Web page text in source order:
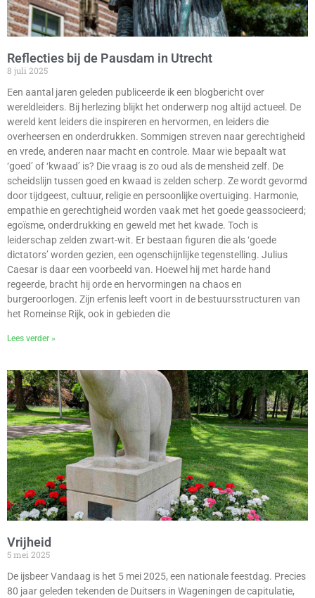
Reflecties bij de Pausdam in Utrecht
8 juli 2025
Een aantal jaren geleden publiceerde ik een blogbericht over
wereldleiders. Bij herlezing blijkt het onderwerp nog altijd actueel. De
wereld kent leiders die inspireren en hervormen, en leiders die
overheersen en onderdrukken. Sommigen streven naar gerechtigheid
en vrede, anderen naar macht en controle. Maar wie bepaalt wat
‘goed’ of ‘kwaad’ is? Die vraag is zo oud als de mensheid zelf. De
scheidslijn tussen goed en kwaad is zelden scherp. Ze wordt gevormd
door tijdgeest, cultuur, religie en persoonlijke overtuiging. Harmonie,
empathie en gerechtigheid worden vaak met het goede geassocieerd;
egoïsme, onderdrukking en geweld met het kwade. Toch is
leiderschap zelden zwart-wit. Er bestaan figuren die als ‘goede
dictators’ worden gezien, een ogenschijnlijke tegenstelling. Julius
Caesar is daar een voorbeeld van. Hoewel hij met harde hand
regeerde, bracht hij orde en hervormingen na chaos en
burgeroorlogen. Zijn erfenis leeft voort in de bestuursstructuren van
het Romeinse Rijk, ook in gebieden die
Lees verder »
Vrijheid
5 mei 2025
De ijsbeer Vandaag is het 5 mei 2025, een nationale feestdag. Precies
80 jaar geleden tekenden de Duitsers in Wageningen de capitulatie,